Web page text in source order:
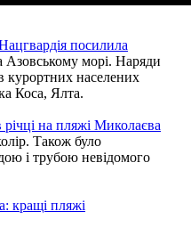
посилила
Азовському морі. Наряди
курортних населених
Коса, Ялта.
річці на пляжі Миколаєва
Також було
і трубою невідомого
кращі пляжі